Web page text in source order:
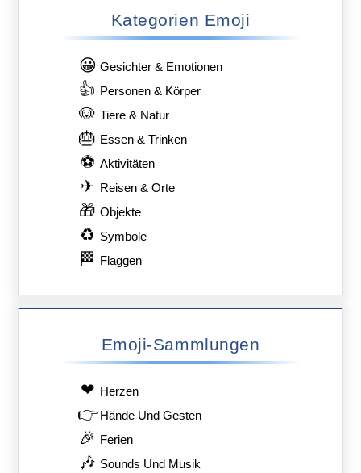
Kategorien Emoji
😀 Gesichter & Emotionen
👍 Personen & Körper
🐶 Tiere & Natur
🎂 Essen & Trinken
⚽ Aktivitäten
✈ Reisen & Orte
🎁 Objekte
♻ Symbole
🏁 Flaggen
Emoji-Sammlungen
❤ Herzen
👉 Hände Und Gesten
🎉 Ferien
🎶 Sounds Und Musik